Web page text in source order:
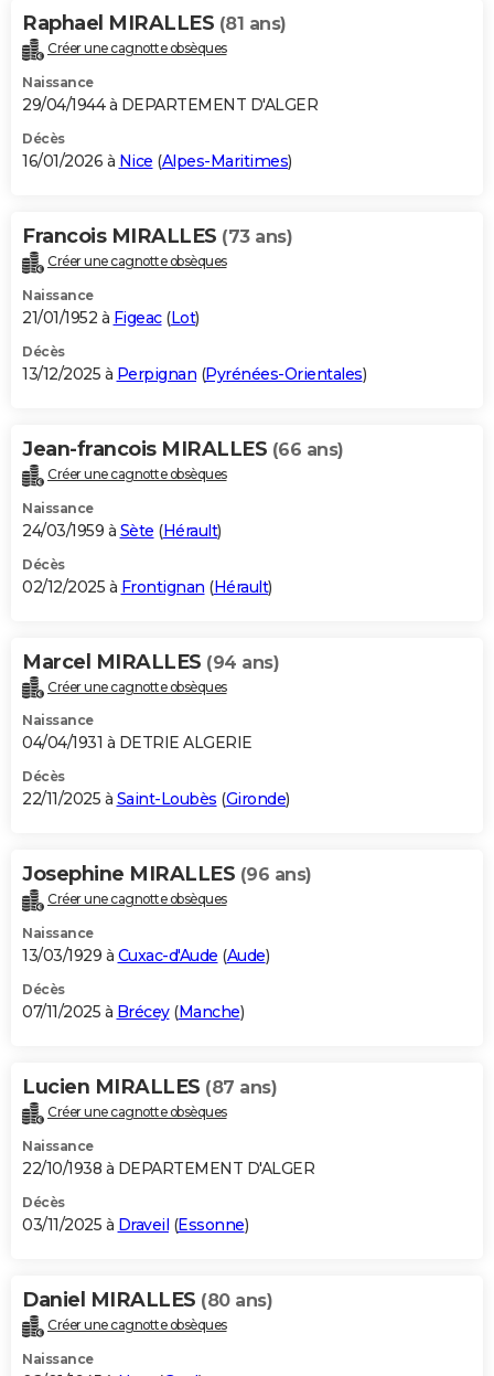
Raphael MIRALLES (81 ans)
Créer une cagnotte obsèques
Naissance
29/04/1944 à DEPARTEMENT D'ALGER
Décès
16/01/2026 à Nice (Alpes-Maritimes)
Francois MIRALLES (73 ans)
Créer une cagnotte obsèques
Naissance
21/01/1952 à Figeac(Lot)
Décès
13/12/2025 à Perpignan (Pyrénées-Orientales)
Jean-francois MIRALLES (66 ans)
Créer une cagnotte obsèques
Naissance
24/03/1959 à Sète (Hérault)
Décès
02/12/2025 à Frontignan (Hérault)
Marcel MIRALLES (94 ans)
Créer une cagnotte obsèques
Naissance
04/04/1931 à DETRIE ALGERIE
Décès
22/11/2025 à Saint-Loubès (Gironde)
Josephine MIRALLES (96 ans)
Créer une cagnotte obsèques
Naissance
13/03/1929 à Cuxac-d'Aude (Aude)
Décès
07/11/2025 à Brécey(Manche)
Lucien MIRALLES (87 ans)
Créer une cagnotte obsèques
Naissance
22/10/1938 à DEPARTEMENT D'ALGER
Décès
03/11/2025 à Draveil (Essonne)
Daniel MIRALLES (80 ans)
Créer une cagnotte obsèques
Naissance